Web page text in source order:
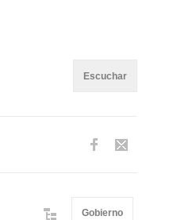
Escuchar
Gobierno